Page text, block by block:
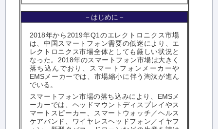
－はじめに－
2018年から2019年Q1のエレクトロニクス市場
は、中国スマートフォン需要の低迷により、エ
レクトロニクス市場全体としても厳しい状況と
なった。2018年のスマートフォン市場は大きく
落ち込んでおり、スマートフォンメーカーや
EMSメーカーでは、市場縮小に伴う淘汰が進ん
でいる。
スマートフォン市場の落ち込みにより、EMSメ
ーカーでは、ヘッドマウントディスプレイやス
マートスピーカー、スマートウォッチ／ヘルス
ケアバンド、ワイヤレスヘッドフォン／イヤフ